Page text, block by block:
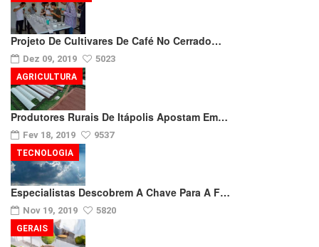
Projeto De Cultivares De Café No Cerrado…
Dez 09, 2019 5023
Produtores Rurais De Itápolis Apostam Em…
Fev 18, 2019 9537
AGRICULTURA
Especialistas Descobrem A Chave Para A F…
Nov 19, 2019 5820
TECNOLOGIA
GERAIS